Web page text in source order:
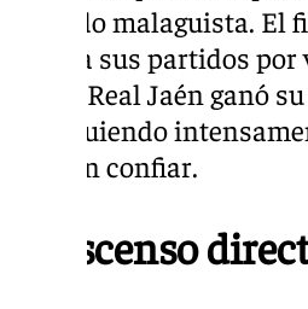
del lado malaguista. El
cuenta sus partidos
que el Real Jaén ganó
persiguiendo
pueden confiar.
El ascenso